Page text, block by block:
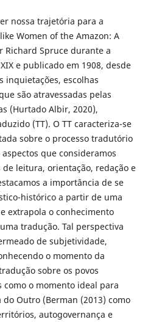
nossa trajetória para a
Women of the Amazon: A
Richard Spruce durante a
e publicado em 1908, desde
inquietações, escolhas
são atravessadas pelas
(Hurtado Albir, 2020),
(TT). O TT caracteriza-se
sobre o processo tradutório
que consideramos
leitura, orientação, redação e
a importância de se
histórico a partir de uma
extrapola o conhecimento
tradução. Tal perspectiva
de subjetividade,
o momento da
sobre os povos
o momento ideal para
Outro (Berman (2013) como
autogovernança e